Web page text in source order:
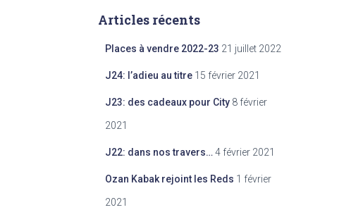
rArticles récents
Places à vendre 2022-23 21 juillet 2022
J24: l’adieu au titre 15 février 2021
J23: des cadeaux pour City 8 février
2021
J22: dans nos travers… 4 février 2021
Ozan Kabak rejoint les Reds 1 février
2021